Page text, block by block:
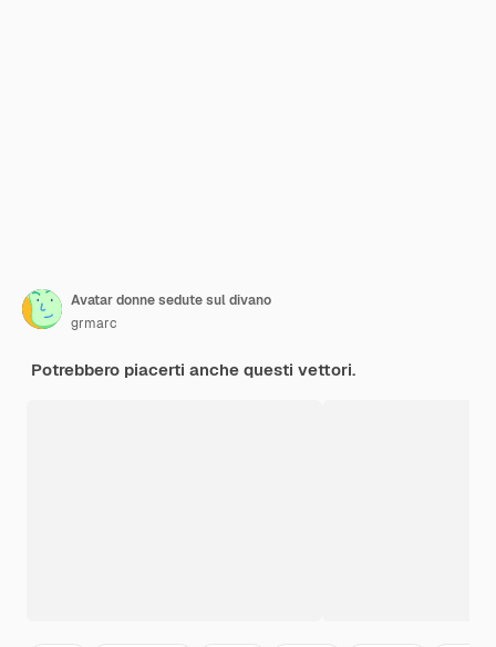
Avatar donne sedute sul divano
grmarc
Potrebbero piacerti anche questi vettori.